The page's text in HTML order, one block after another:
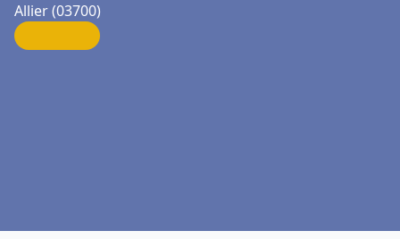
Allier (03700)